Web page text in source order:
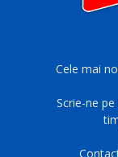
Cele mai
Scrie-ne